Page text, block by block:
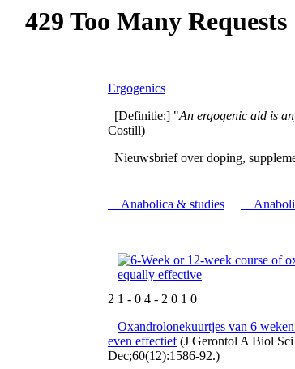
Ergogenics
[Definitie:] "An ergogenic aid is
Costill)
Nieuwsbrief over doping,
Anabolica & studies
2 1 - 0 4 - 2 0 1 0
Oxandrolonekuurtjes van 6
even effectief(J Gerontol A Biol
Dec;60(12):1586-92.)